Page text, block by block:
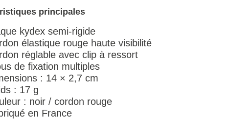
principales
kydex semi-rigide
élastique rouge haute visibilité
réglable avec clip à ressort
de fixation multiples
: 14 × 2,7 cm
: 17 g
: noir / cordon rouge
en France